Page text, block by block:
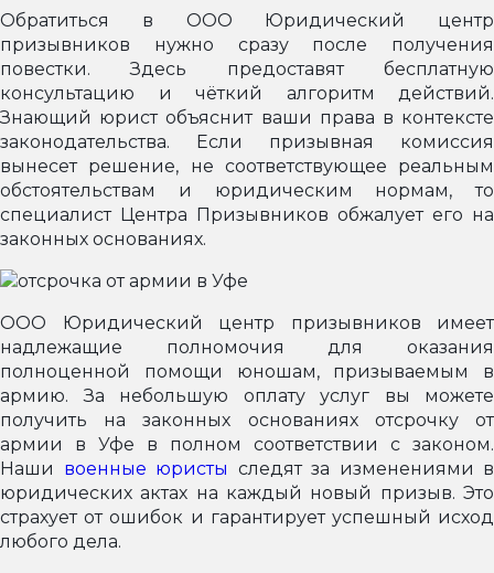
Обратиться в ООО Юридический центр
призывников нужно сразу после получения
повестки. Здесь предоставят бесплатную
консультацию и чёткий алгоритм действий.
Знающий юрист объяснит ваши права в контексте
законодательства. Если призывная комиссия
вынесет решение, не соответствующее реальным
обстоятельствам и юридическим нормам, то
специалист Центра Призывников обжалует его на
законных основаниях.
ООО Юридический центр призывников имеет
надлежащие полномочия для оказания
полноценной помощи юношам, призываемым в
армию. За небольшую оплату услуг вы можете
получить на законных основаниях отсрочку от
армии в Уфе в полном соответствии с законом.
Наши военные юристы следят за изменениями в
юридических актах на каждый новый призыв. Это
страхует от ошибок и гарантирует успешный исход
любого дела.